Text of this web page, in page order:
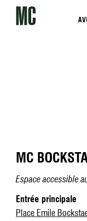
PasserMaison de la
MC
Espace accessible
Entrée principale
Place Emile